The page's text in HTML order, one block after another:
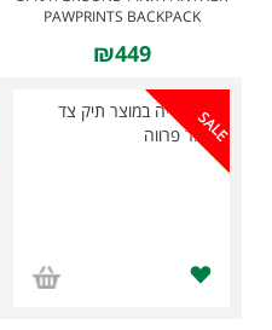
PAWPRINTS BACKPACK
₪449
SALE